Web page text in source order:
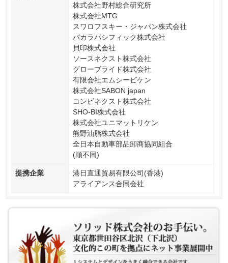
株式会社野村総合研究所
株式会社MTG
スワロフスキー・ジャパン株式会社
バカラパシフィック株式会社
貝印株式会社
ソースネクスト株式会社
グローブライド株式会社
有限会社エムシービケン
株式会社SABON japan
コンビネクスト株式会社
SHO-BI株式会社
株式会社ユニマットリケン
熊野油脂株式会社
全日本自動車部品卸商協同組合
(順不同)
提携企業
港日直通貿易有限公司(香港)
アライアンス合同会社